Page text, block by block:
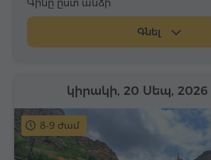
Գինը ըստ անձի
Գնել
8-9 ժամ
կիրակի, 20 Սեպ, 2026